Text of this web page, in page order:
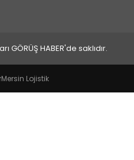
GÖRÜŞ HABER'de saklıdır.
Mersin Lojistik